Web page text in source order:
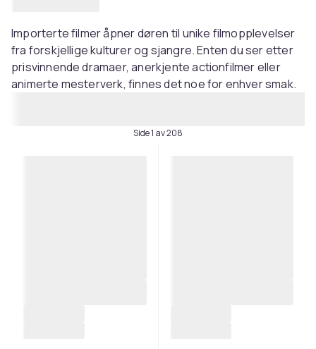
Importerte filmer åpner døren til unike filmopplevelser
fra forskjellige kulturer og sjangre. Enten du ser etter
prisvinnende dramaer, anerkjente actionfilmer eller
animerte mesterverk, finnes det noe for enhver smak.
Side 1 av 208